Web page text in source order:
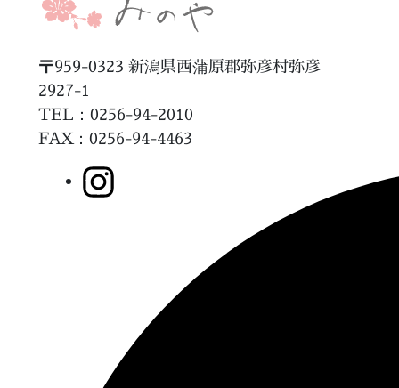
〒959-0323 新潟県西蒲原郡弥彦村弥彦
2927-1
TEL：0256-94-2010
FAX：0256-94-4463